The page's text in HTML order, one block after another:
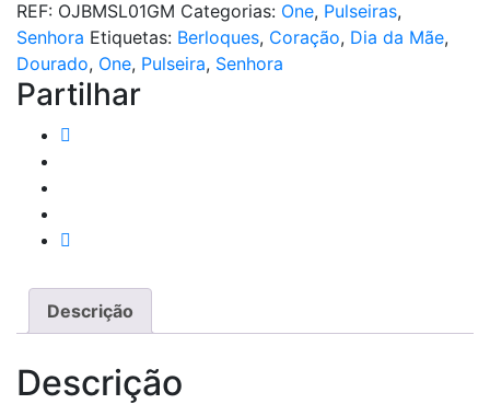
a
Vida
Toda
-
Edição
REF: OJBMSL01GM Categorias: One, Pulseiras,
Senhora Etiquetas: Berloques, Coração, Dia da Mãe,
Dourado, One, Pulseira, Senhora
Partilhar
Descrição
Descrição